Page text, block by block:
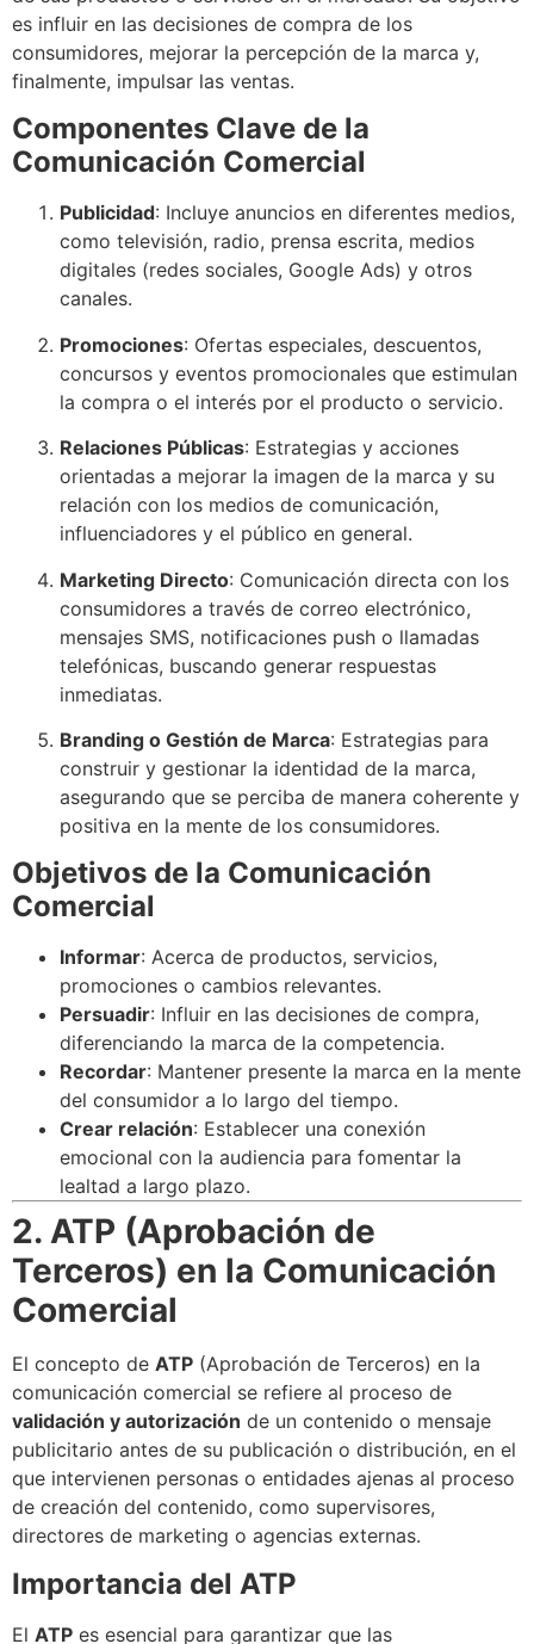
es influir en las decisiones de compra de los
consumidores, mejorar la percepción de la marca y,
finalmente, impulsar las ventas.
Componentes Clave de la
Comunicación Comercial
Publicidad: Incluye anuncios en diferentes medios,
como televisión, radio, prensa escrita, medios
digitales (redes sociales, Google Ads) y otros
canales.
Promociones: Ofertas especiales, descuentos,
concursos y eventos promocionales que estimulan
la compra o el interés por el producto o servicio.
Relaciones Públicas: Estrategias y acciones
orientadas a mejorar la imagen de la marca y su
relación con los medios de comunicación,
influenciadores y el público en general.
Marketing Directo: Comunicación directa con los
consumidores a través de correo electrónico,
mensajes SMS, notificaciones push o llamadas
telefónicas, buscando generar respuestas
inmediatas.
Branding o Gestión de Marca: Estrategias para
construir y gestionar la identidad de la marca,
asegurando que se perciba de manera coherente y
positiva en la mente de los consumidores.
Objetivos de la Comunicación
Comercial
Informar: Acerca de productos, servicios,
promociones o cambios relevantes.
Persuadir: Influir en las decisiones de compra,
diferenciando la marca de la competencia.
Recordar: Mantener presente la marca en la mente
del consumidor a lo largo del tiempo.
Crear relación: Establecer una conexión
emocional con la audiencia para fomentar la
lealtad a largo plazo.
2. ATP (Aprobación de
Terceros) en la Comunicación
Comercial
El concepto de ATP (Aprobación de Terceros) en la
comunicación comercial se refiere al proceso de
validación y autorización de un contenido o mensaje
publicitario antes de su publicación o distribución, en el
que intervienen personas o entidades ajenas al proceso
de creación del contenido, como supervisores,
directores de marketing o agencias externas.
Importancia del ATP
El ATP es esencial para garantizar que las